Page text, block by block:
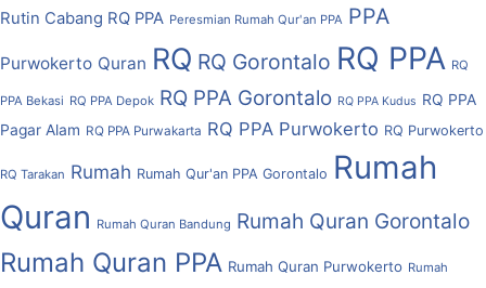
Rutin Cabang RQ PPA Peresmian Rumah Qur'an PPA PPA
Purwokerto Quran RQ RQ Gorontalo RQ PPA RQ
PPA Bekasi RQ PPA Depok RQ PPA Gorontalo RQ PPA Kudus RQ PPA
Pagar Alam RQ PPA Purwakarta RQ PPA Purwokerto RQ Purwokerto
RQ Tarakan Rumah Rumah Qur'an PPA Gorontalo Rumah
Quran Rumah Quran Bandung Rumah Quran Gorontalo
Rumah Quran PPA Rumah Quran Purwokerto Rumah